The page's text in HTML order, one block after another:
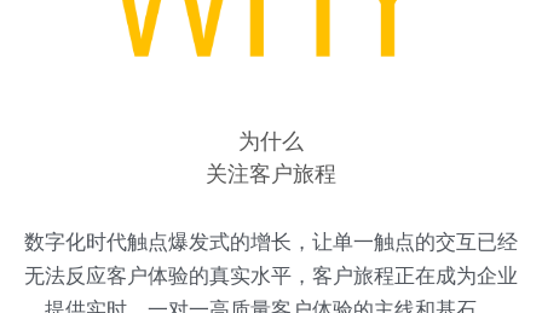
为什么
关注客户旅程
数字化时代触点爆发式的增长，让单一触点的交互已经
无法反应客户体验的真实水平，客户旅程正在成为企业